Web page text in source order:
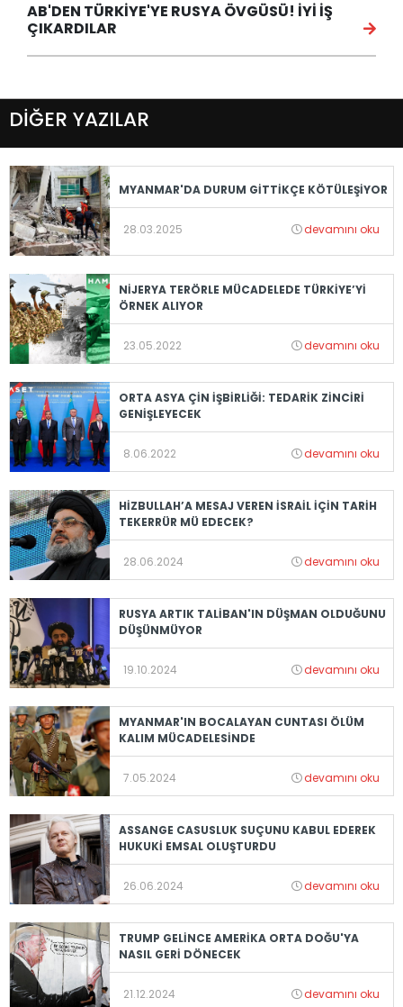
AB'DEN TÜRKİYE'YE RUSYA ÖVGÜSÜ! İYİ İŞ
ÇIKARDILAR
DİĞER YAZILAR
MYANMAR'DA DURUM GİTTİKÇE KÖTÜLEŞİYOR
28.03.2025 devamını oku
NİJERYA TERÖRLE MÜCADELEDE TÜRKİYE’Yİ
ÖRNEK ALIYOR
23.05.2022 devamını oku
ORTA ASYA ÇİN İŞBİRLİĞİ: TEDARİK ZİNCİRİ
GENİŞLEYECEK
8.06.2022 devamını oku
HİZBULLAH’A MESAJ VEREN İSRAİL İÇİN TARİH
TEKERRÜR MÜ EDECEK?
28.06.2024 devamını oku
RUSYA ARTIK TALİBAN'IN DÜŞMAN OLDUĞUNU
DÜŞÜNMÜYOR
19.10.2024 devamını oku
MYANMAR'IN BOCALAYAN CUNTASI ÖLÜM
KALIM MÜCADELESİNDE
7.05.2024 devamını oku
ASSANGE CASUSLUK SUÇUNU KABUL EDEREK
HUKUKİ EMSAL OLUŞTURDU
26.06.2024 devamını oku
TRUMP GELİNCE AMERİKA ORTA DOĞU'YA
NASIL GERİ DÖNECEK
21.12.2024 devamını oku